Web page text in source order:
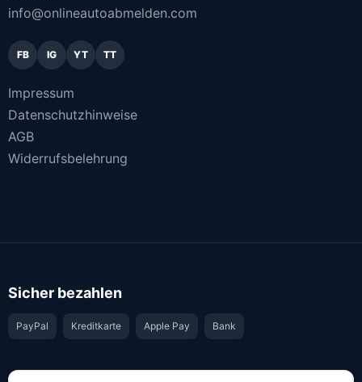
info@onlineautoabmelden.com
FB IG YT TT
Impressum
Datenschutzhinweise
AGB
Widerrufsbelehrung
Sicher bezahlen
PayPal Kreditkarte Apple Pay Bank